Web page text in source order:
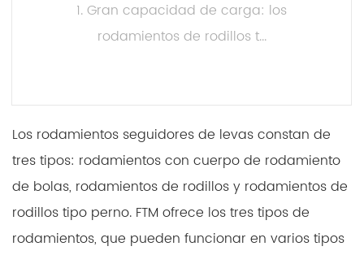
1. Gran capacidad de carga: los
rodamientos de rodillos t...
Los rodamientos seguidores de levas constan de
tres tipos: rodamientos con cuerpo de rodamiento
de bolas, rodamientos de rodillos y rodamientos de
rodillos tipo perno. FTM ofrece los tres tipos de
rodamientos, que pueden funcionar en varios tipos